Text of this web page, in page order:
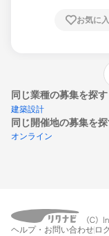
お気に
同じ業種の募集を探す
建築設計
同じ開催地の募集を
オンライン
ヘルプ・お問い合わせ ロ